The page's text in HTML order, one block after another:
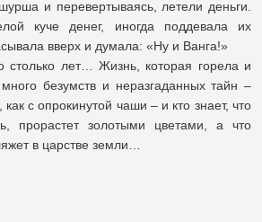
и перевертываясь, летели деньги.
куче денег, иногда поддевала их
вверх и думала: «Ну и Ванга!»
лет… Жизнь, которая горела и
безумств и неразгаданных тайн –
как с опрокинутой чаши – и кто знает, что
прорастет золотыми цветами, а что
в царстве земли…